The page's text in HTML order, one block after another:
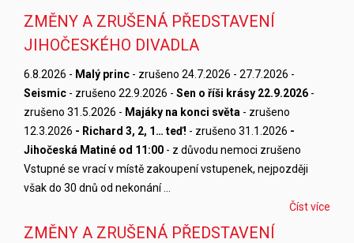
ZMĚNY A ZRUŠENÁ PŘEDSTAVENÍ
JIHOČESKÉHO DIVADLA
6.8.2026 - Malý princ - zrušeno 24.7.2026 - 27.7.2026 -
Seismic - zrušeno 22.9.2026 - Sen o říši krásy 22.9.2026 -
zrušeno 31.5.2026 - Majáky na konci světa - zrušeno
12.3.2026 - Richard 3, 2, 1… teď! - zrušeno 31.1.2026 -
Jihočeská Matiné od 11:00 - z důvodu nemoci zrušeno
Vstupné se vrací v místě zakoupení vstupenek, nejpozději
však do 30 dnů od nekonání …
Číst více
ZMĚNY A ZRUŠENÁ PŘEDSTAVENÍ